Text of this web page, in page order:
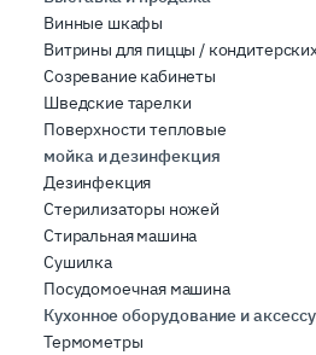
Винные шкафы
Витрины для пиццы /
Созревание кабинеты
Шведские тарелки
Поверхности тепловые
мойка и дезинфекция
Дезинфекция
Стерилизаторы ножей
Стиральная машина
Сушилка
Посудомоечная машина
Кухонное оборудование и
Термометры